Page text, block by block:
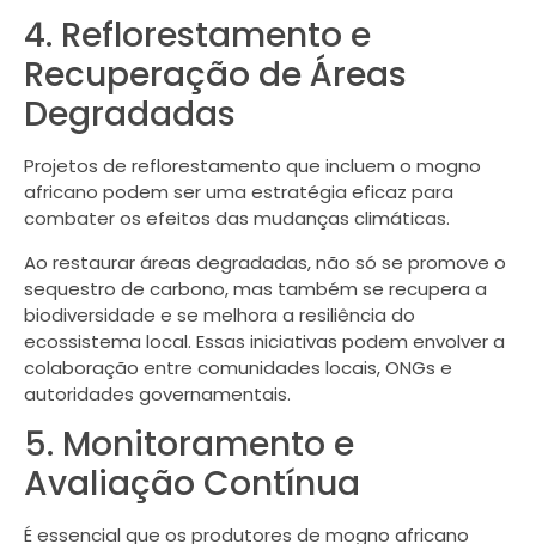
4. Reflorestamento e
Recuperação de Áreas
Degradadas
Projetos de reflorestamento que incluem o mogno
africano podem ser uma estratégia eficaz para
combater os efeitos das mudanças climáticas.
Ao restaurar áreas degradadas, não só se promove o
sequestro de carbono, mas também se recupera a
biodiversidade e se melhora a resiliência do
ecossistema local. Essas iniciativas podem envolver a
colaboração entre comunidades locais, ONGs e
autoridades governamentais.
5. Monitoramento e
Avaliação Contínua
É essencial que os produtores de mogno africano